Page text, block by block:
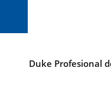
Duke Profesional